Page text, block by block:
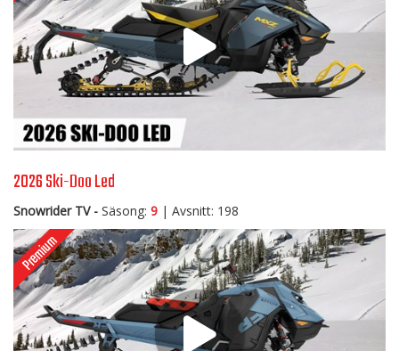
2026 Ski-Doo Led
Snowrider TV - Säsong: 9 | Avsnitt: 198